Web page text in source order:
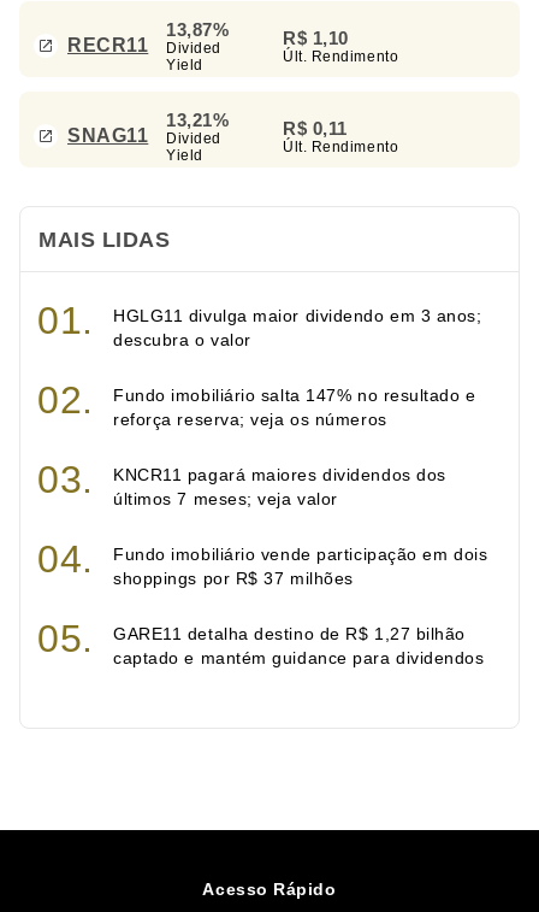
RECR11
13,87%
Divided
Yield
R$ 1,10
Últ. Rendimento
SNAG11
13,21%
Divided
Yield
R$ 0,11
Últ. Rendimento
MAIS LIDAS
HGLG11 divulga maior dividendo em 3 anos;
descubra o valor
Fundo imobiliário salta 147% no resultado e
reforça reserva; veja os números
KNCR11 pagará maiores dividendos dos
últimos 7 meses; veja valor
Fundo imobiliário vende participação em dois
shoppings por R$ 37 milhões
GARE11 detalha destino de R$ 1,27 bilhão
captado e mantém guidance para dividendos
Acesso Rápido